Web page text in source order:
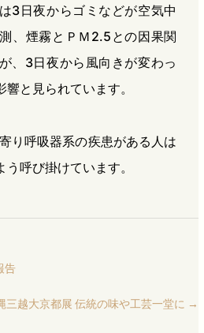
3日夜からゴミなどが空気中
、煙霧とＰＭ2.5との因果関
、3日夜から風向きが変わっ
と見られています。
り呼吸器系の疾患がある人は
呼び掛けています。
告
三越大京都展 伝統の味や工芸一堂に →